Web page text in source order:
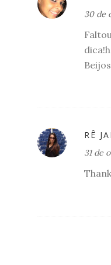
30 de
Beijos
RÊ
31 de